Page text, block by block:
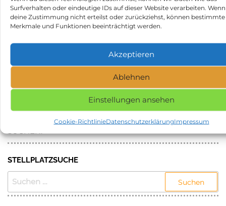
Surfverhalten oder eindeutige IDs auf dieser Website verarbeiten.
deine Zustimmung nicht erteilst oder zurückziehst, können bestimmte
Merkmale und Funktionen beeinträchtigt werden.
Akzeptieren
Ablehnen
Einstellungen ansehen
Cookie-RichtlinieDatenschutzerklärungImpressum
Beitragsnavigation
Vorheriger
Beitrag
ZURÜCK
Weingut Schäfer in 67435
Neustadt an der
Weinstraße
WEITER
Wohnmobilstellplatz
Talsperre Pirk in 08606
Oelsnitz/Vogtl.
Kategorie
Stellplatz in 99439 Ettersburg
NAME, STADT ODER POSTLEITZAHL DES
GEWÜNSCHTEN STELLPLATZES EINGEBEN UND
SUCHEN.
STELLPLATZSUCHE
SUCHEN